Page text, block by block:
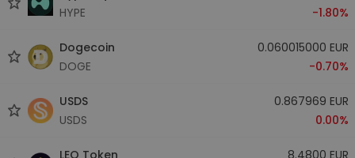
HYPE
-1.80%
Dogecoin
DOGE
0.060015000 EUR
-0.70%
USDS
USDS
0.867969 EUR
0.00%
LEO Token
8.4800 EUR